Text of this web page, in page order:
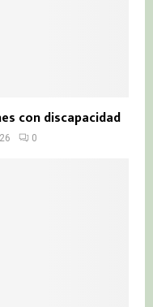
con discapacidad
0